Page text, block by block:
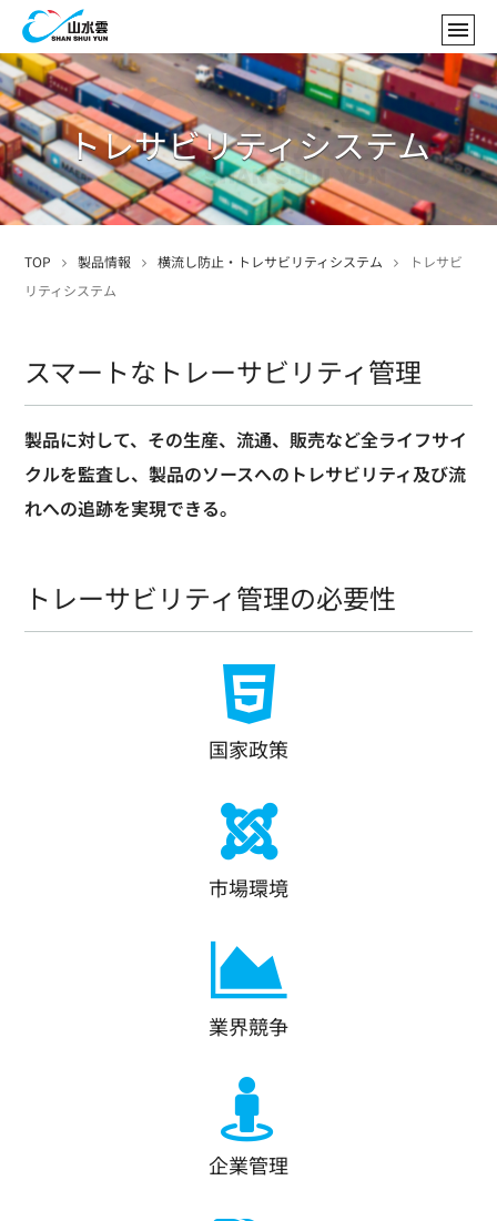
トレサビリティシステム
TOP 製品情報 横流し防止・トレサビリティシステム
トレサビ
リティシステム
スマートなトレーサビリティ管理
製品に対して、その生産、流通、販売など全ライフサイ
クルを監査し、製品のソースへのトレサビリティ及び流
れへの追跡を実現できる。
トレーサビリティ管理の必要性
国家政策
市場環境
業界競争
企業管理